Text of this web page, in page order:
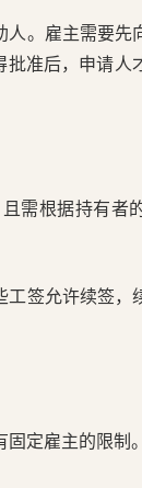
。雇主需要先
批准后，申请人
需根据持有者
签允许续签，
定雇主的限制。